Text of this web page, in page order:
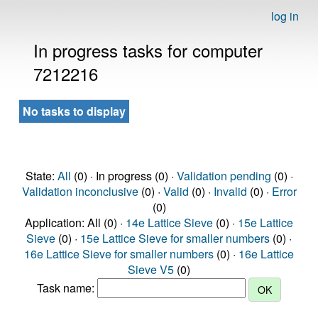
log in
In progress tasks for computer
7212216
No tasks to display
State: All (0) · In progress (0) · Validation pending (0) ·
Validation inconclusive(0) · Valid (0) · Invalid (0) · Error
(0)
Application: All (0) · 14e Lattice Sieve (0) · 15e Lattice
Sieve (0) · 15e Lattice Sieve for smaller numbers (0) ·
16e Lattice Sieve for smaller numbers (0) · 16e Lattice
Sieve V5 (0)
Task name: